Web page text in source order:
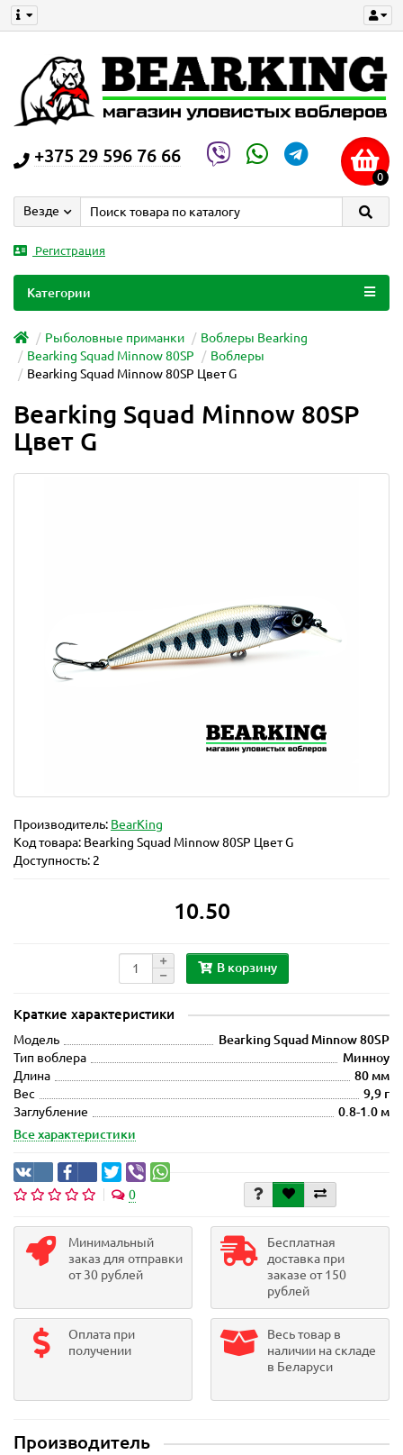
+375 29 596 76 66
0
Везде
Регистрация
Категории
Рыболовные приманки
Воблеры Bearking
Bearking Squad Minnow 80SP
Воблеры
Bearking Squad Minnow 80SP Цвет G
Bearking Squad Minnow 80SP
Цвет G
Производитель: BearKing
Код товара: Bearking Squad Minnow 80SP Цвет G
Доступность: 2
10.50
В корзину
Краткие характеристики
Модель
Bearking Squad Minnow 80SP
Тип воблера
Минноу
Длина
80 мм
Вес
9,9 г
Заглубление
0.8-1.0 м
Все характеристики
0
Минимальный
заказ для отправки
от 30 рублей
Бесплатная
доставка при
заказе от 150
рублей
Оплата при
получении
Весь товар в
наличии на складе
в Беларуси
Производитель